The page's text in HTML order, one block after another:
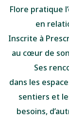
Flore pratique
en
Inscrite à
au cœur de
Ses
dans les
sentiers et
besoins,